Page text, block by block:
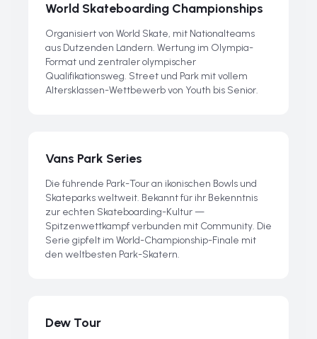
World Skateboarding Championships
Organisiert von World Skate, mit Nationalteams
aus Dutzenden Ländern. Wertung im Olympia-
Format und zentraler olympischer
Qualifikationsweg. Street und Park mit vollem
Altersklassen-Wettbewerb von Youth bis Senior.
Vans Park Series
Die führende Park-Tour an ikonischen Bowls und
Skateparks weltweit. Bekannt für ihr Bekenntnis
zur echten Skateboarding-Kultur —
Spitzenwettkampf verbunden mit Community. Die
Serie gipfelt im World-Championship-Finale mit
den weltbesten Park-Skatern.
Dew Tour